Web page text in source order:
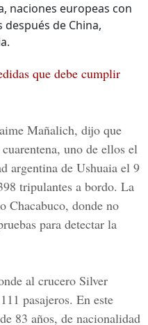
naciones europeas con
de China,
que debe cumplir
Mañalich, dijo que
uno de ellos el
argentina de Ushuaia el 9
tripulantes a bordo. La
Chacabuco, donde no
para detectar la
al crucero Silver
pasajeros. En este
83 años, de nacionalidad